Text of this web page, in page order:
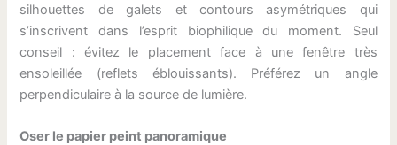
silhouettes de galets et contours asymétriques qui
s’inscrivent dans l’esprit biophilique du moment. Seul
conseil : évitez le placement face à une fenêtre très
ensoleillée (reflets éblouissants). Préférez un angle
perpendiculaire à la source de lumière.
Oser le papier peint panoramique